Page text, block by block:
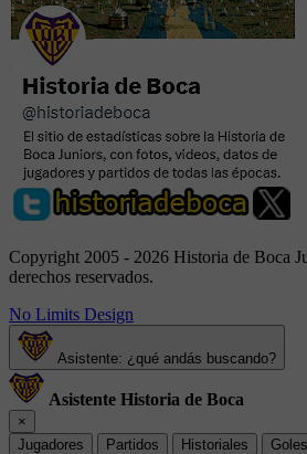
Copyright 2005 - 2026 Historia de Boca
derechos reservados.
No Limits Design
Asistente: ¿qué andás buscando?
Asistente Historia de Boca
×
Jugadores
Partidos Historiales Goles